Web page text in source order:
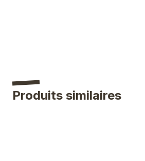
Produits similaires